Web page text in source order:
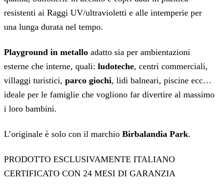
resistenti ai Raggi UV/ultravioletti e alle intemperie per
una lunga durata nel tempo.
Playground in metallo adatto sia per ambientazioni
esterne che interne, quali: ludoteche, centri commerciali,
villaggi turistici, parco giochi, lidi balneari, piscine ecc…
ideale per le famiglie che vogliono far divertire al massimo
i loro bambini.
L’originale è solo con il marchio Birbalandia Park.
PRODOTTO ESCLUSIVAMENTE ITALIANO
CERTIFICATO CON 24 MESI DI GARANZIA